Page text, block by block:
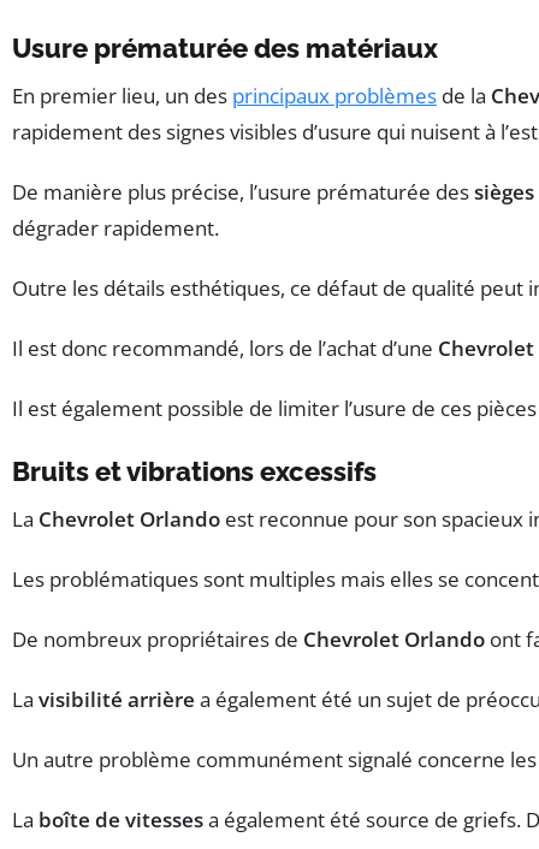
Usure prématurée des matériaux
En premier lieu, un des principaux problèmes de la
rapidement des signes visibles d’usure qui nuisent à
De manière plus précise, l’usure prématurée dessièges
dégrader rapidement.
Outre les détails esthétiques, ce défaut de qualité peut
Il est donc recommandé, lors de l’achat d’une
Il est également possible de limiter l’usure de ces
Bruits et vibrations excessifs
La Chevrolet Orlando est reconnue pour son spacieux
Les problématiques sont multiples mais elles se
De nombreux propriétaires de Chevrolet Orlando ont
La visibilité arrière a également été un sujet de
Un autre problème communément signalé concerne
La boîte de vitessesa également été source de griefs.